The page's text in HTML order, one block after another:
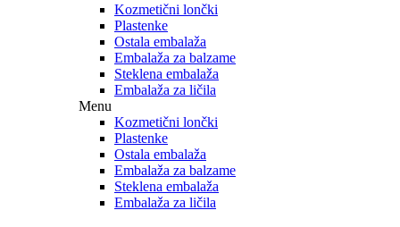
Kozmetični lončki
Plastenke
Ostala embalaža
Embalaža za balzame
Steklena embalaža
Embalaža za ličila
Menu
Kozmetični lončki
Plastenke
Ostala embalaža
Embalaža za balzame
Steklena embalaža
Embalaža za ličila